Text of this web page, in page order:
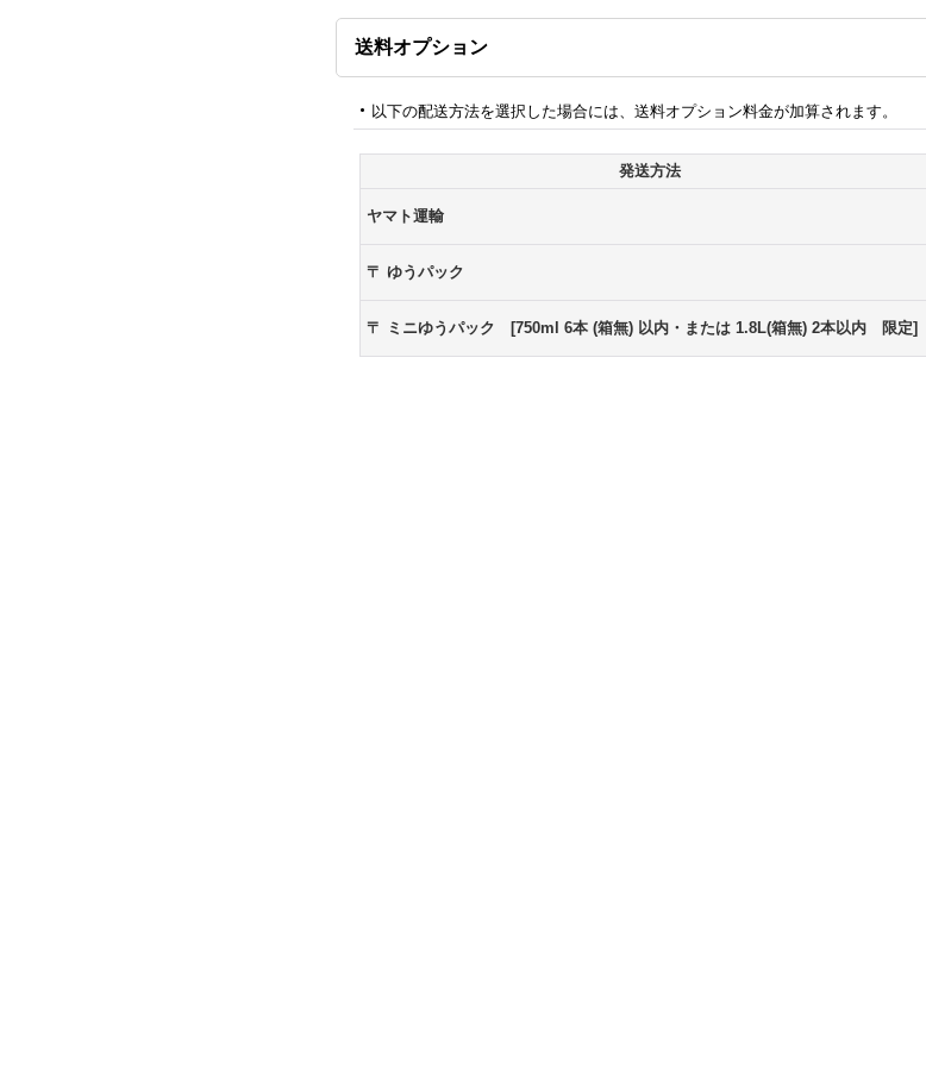
送料オプション
以下の配送方法を選択した場合には、送料オプション料金が加算されます。
発送方法
ヤマト運輸
〒 ゆうパック
〒 ミニゆうパック [750ml 6本 (箱無) 以内・または 1.8L(箱無) 2本以内 限定]